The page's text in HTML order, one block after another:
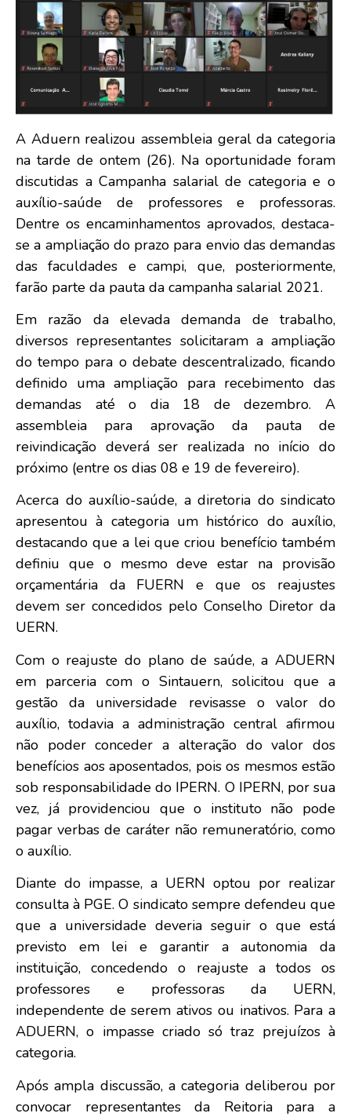
A Aduern realizou assembleia geral da categoria
na tarde de ontem (26). Na oportunidade foram
discutidas a Campanha salarial de categoria e o
auxílio-saúde de professores e professoras.
Dentre os encaminhamentos aprovados, destaca-
se a ampliação do prazo para envio das demandas
das faculdades e campi, que, posteriormente,
farão parte da pauta da campanha salarial 2021.
Em razão da elevada demanda de trabalho,
diversos representantes solicitaram a ampliação
do tempo para o debate descentralizado, ficando
definido uma ampliação para recebimento das
demandas até o dia 18 de dezembro. A
assembleia para aprovação da pauta de
reivindicação deverá ser realizada no início do
próximo (entre os dias 08 e 19 de fevereiro).
Acerca do auxílio-saúde, a diretoria do sindicato
apresentou à categoria um histórico do auxílio,
destacando que a lei que criou benefício também
definiu que o mesmo deve estar na provisão
orçamentária da FUERN e que os reajustes
devem ser concedidos pelo Conselho Diretor da
UERN.
Com o reajuste do plano de saúde, a ADUERN
em parceria com o Sintauern, solicitou que a
gestão da universidade revisasse o valor do
auxílio, todavia a administração central afirmou
não poder conceder a alteração do valor dos
benefícios aos aposentados, pois os mesmos estão
sob responsabilidade do IPERN. O IPERN, por sua
vez, já providenciou que o instituto não pode
pagar verbas de caráter não remuneratório, como
o auxílio.
Diante do impasse, a UERN optou por realizar
consulta à PGE. O sindicato sempre defendeu que
que a universidade deveria seguir o que está
previsto em lei e garantir a autonomia da
instituição, concedendo o reajuste a todos os
professores e professoras da UERN,
independente de serem ativos ou inativos. Para a
ADUERN, o impasse criado só traz prejuízos à
categoria.
Após ampla discussão, a categoria deliberou por
convocar representantes da Reitoria para a